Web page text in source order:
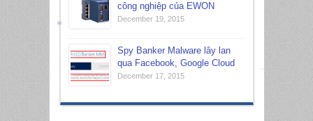
công nghiệp của EWON
December 19, 2015
Spy Banker Malware lây lan
qua Facebook, Google Cloud
December 17, 2015